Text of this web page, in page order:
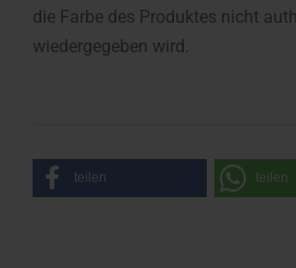
die Farbe des Produktes nicht
wiedergegeben wird.
teilen teilen